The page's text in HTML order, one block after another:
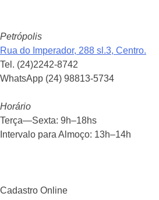
Petrópolis
Rua do Imperador, 288 sl.3, Centro.
Tel. (24)2242-8742
WhatsApp (24) 98813-5734
Horário
Terça—Sexta: 9h–18hs
Intervalo para Almoço: 13h–14h
Cadastro Online